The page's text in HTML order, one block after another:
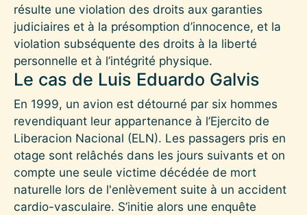
résulte une violation des droits aux garanties
judiciaires et à la présomption d’innocence, et la
violation subséquente des droits à la liberté
personnelle et à l’intégrité physique.
Le cas de Luis Eduardo Galvis
En 1999, un avion est détourné par six hommes
revendiquant leur appartenance à l’Ejercito de
Liberacion Nacional (ELN). Les passagers pris en
otage sont relâchés dans les jours suivants et on
compte une seule victime décédée de mort
naturelle lors de l'enlèvement suite à un accident
cardio-vasculaire. S’initie alors une enquête